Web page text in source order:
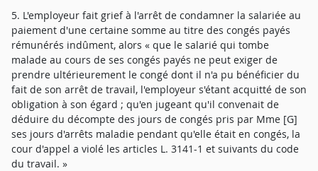
5. L'employeur fait grief à l'arrêt de condamner la salariée au
paiement d'une certaine somme au titre des congés payés
rémunérés indûment, alors « que le salarié qui tombe
malade au cours de ses congés payés ne peut exiger de
prendre ultérieurement le congé dont il n'a pu bénéficier du
fait de son arrêt de travail, l'employeur s'étant acquitté de son
obligation à son égard ; qu'en jugeant qu'il convenait de
déduire du décompte des jours de congés pris par Mme [G]
ses jours d'arrêts maladie pendant qu'elle était en congés, la
cour d'appel a violé les articles L. 3141-1 et suivants du code
du travail. »